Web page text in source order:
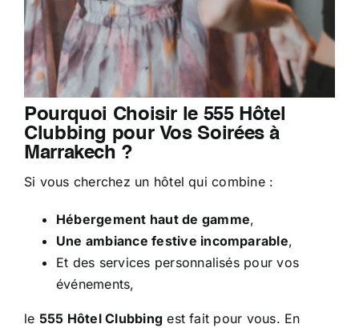
Pourquoi Choisir le 555 Hôtel
Clubbing pour Vos Soirées à
Marrakech ?
Si vous cherchez un hôtel qui combine :
Hébergement haut de gamme,
Une ambiance festive incomparable,
Et des services personnalisés pour vos
événements,
le 555 Hôtel Clubbing est fait pour vous. En